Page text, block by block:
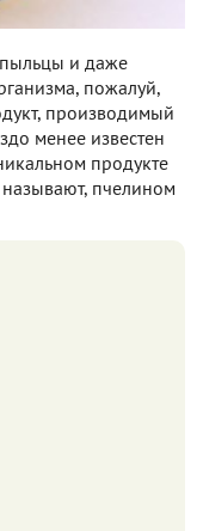
пыльцы и даже
пожалуй,
производимый
менее известен
продукте
пчелином